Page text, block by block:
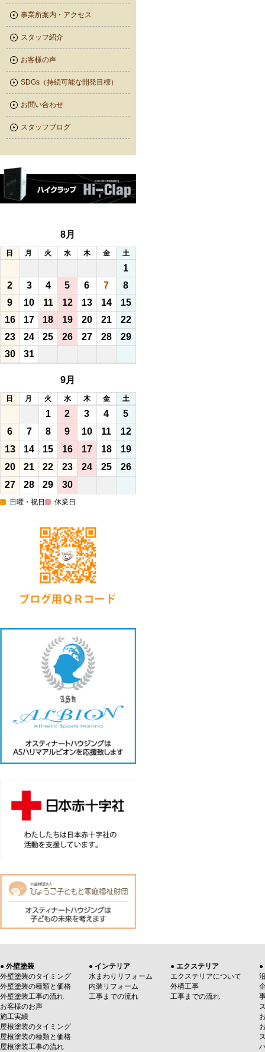
事業所案内・アクセス
スタッフ紹介
お客様の声
SDGs（持続可能な開発目標）
お問い合わせ
スタッフブログ
8月
日 月 火 水 木 金 土
1
2
3 4 5 6 7
8
9
10 11 12 13 14
15
16
17 18 19 20 21
22
23
24 25 26 27 28
29
30
31
9月
日 月 火 水 木 金 土
1 2 3 4
5
6
7 8 9 10 11
12
13
14 15 16 17 18
19
20
21 22 23 24 25
26
27
28 29 30
日曜・祝日 休業日
● 外壁塗装
外壁塗装のタイミング
外壁塗装の種類と価格
外壁塗装工事の流れ
お客様のお声
施工実績
屋根塗装のタイミング
屋根塗装の種類と価格
屋根塗装工事の流れ
● インテリア
水まわりリフォーム
内装リフォーム
工事までの流れ
● エクステリア
エクステリアについて
外構工事
工事までの流れ
●